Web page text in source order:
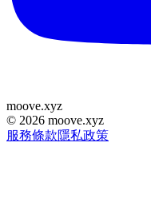
moove.xyz
© 2026 moove.xyz
服務條款隱私政策